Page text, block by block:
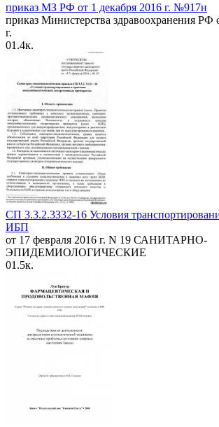
приказ МЗ РФ от 1 декабря 2016 г. №917н
приказ Министерства здравоохранения РФ
г.
01.4к.
СП 3.3.2.3332-16 Условия
ИБП
от 17 февраля 2016 г. N 19 САНИТАРНО-
ЭПИДЕМИОЛОГИЧЕСКИЕ
01.5к.